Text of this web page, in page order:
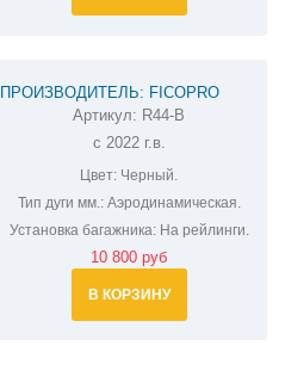
ПРОИЗВОДИТЕЛЬ: FICOPRO
БАГАЖНИК НА КРЫШУ ДЛЯ
МОСКВИЧ 3 R44-B
Артикул: R44-B
с 2022 г.в.
Цвет: Черный.
Тип дуги мм.:Аэродинамическая.
Установка багажника:На рейлинги.
10 800 руб
В КОРЗИНУ